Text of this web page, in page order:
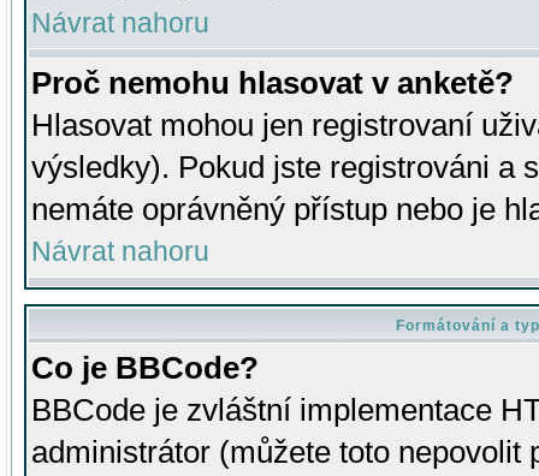
Návrat nahoru
Proč nemohu hlasovat v anketě?
Hlasovat mohou jen registrovaní
výsledky). Pokud jste registrováni a
nemáte oprávněný přístup nebo je
Návrat nahoru
Formátování a
Co je BBCode?
BBCode je zvláštní implementace
administrátor (můžete toto